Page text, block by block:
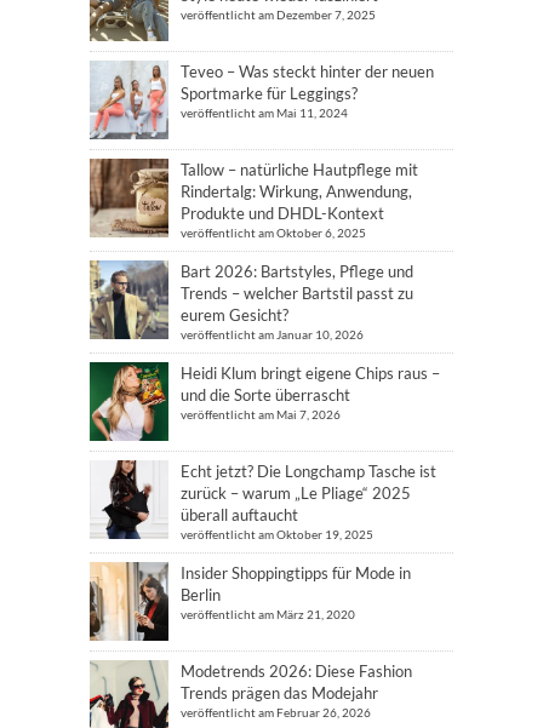
veröffentlicht am Dezember 7, 2025
Teveo – Was steckt hinter der neuen
Sportmarke für Leggings?
veröffentlicht am Mai 11, 2024
Tallow – natürliche Hautpflege mit
Rindertalg: Wirkung, Anwendung,
Produkte und DHDL-Kontext
veröffentlicht am Oktober 6, 2025
Bart 2026: Bartstyles, Pflege und
Trends – welcher Bartstil passt zu
eurem Gesicht?
veröffentlicht am Januar 10, 2026
Heidi Klum bringt eigene Chips raus –
und die Sorte überrascht
veröffentlicht am Mai 7, 2026
Echt jetzt? Die Longchamp Tasche ist
zurück – warum „Le Pliage“ 2025
überall auftaucht
veröffentlicht am Oktober 19, 2025
Insider Shoppingtipps für Mode in
Berlin
veröffentlicht am März 21, 2020
Modetrends 2026: Diese Fashion
Trends prägen das Modejahr
veröffentlicht am Februar 26, 2026